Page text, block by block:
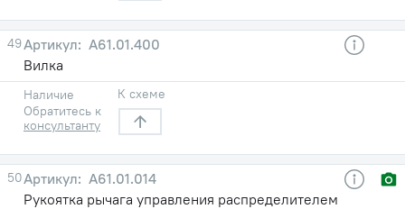
49
А61.01.400
Вилка
Наличие
Обратитесь к
консультанту
К схеме
50
А61.01.014
Рукоятка рычага управления распределителем